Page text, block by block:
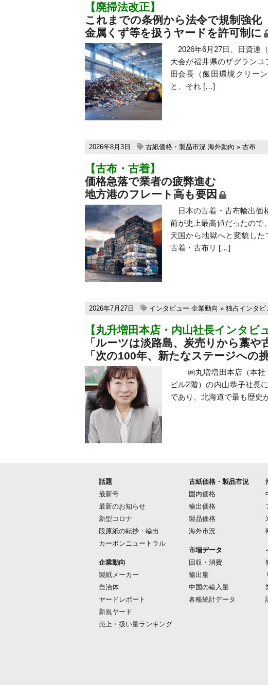
【廃掃法改正】
これまでの条例から法令で規制強化
金属くず等を扱うヤードを許可制に
2026年6月27日、日資連
大会が福井県のザグラン
田会長（飯田環境クリー
と、それ […]
2026年8月3日 古紙価格・製品市況 海外動向 » 古布
【古布・古着】
価格急落で業者の疲弊進む
地方港のフレート高も要因
日本の古着・古布輸出価
前が史上最高値だったので
天国から地獄へと変貌した
古着・古布リ […]
2026年7月27日 インタビュー 企業動向 » 独占インタビ
【丸升増田本店・内山社長インタビ
「ルーツは淡路島、炭売りから藁や
「次の100年、新たなステージへの挑
㈱丸増増田本店（本社：
ビル2階）の内山恭子社長
であり、北海道で最も歴史
話題
最新号
最新のお知らせ
新型コロナ
段原紙の転抄・輸出
カーボンニュートラル
企業動向
製紙メーカー
自治体
ヤードレポート
新規ヤード
売上・扱い量ランキング
古紙価格・製品市況
国内価格
輸出価格
製品価格
海外市況
市場データ
回収・消費
輸出量
中国の輸入量
各種統計データ